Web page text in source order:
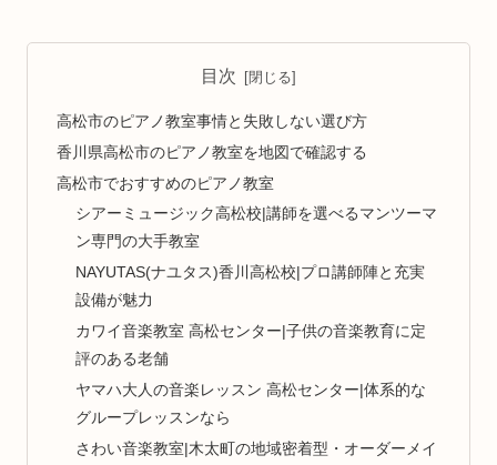
目次
高松市のピアノ教室事情と失敗しない選び方
香川県高松市のピアノ教室を地図で確認する
高松市でおすすめのピアノ教室
シアーミュージック高松校|講師を選べるマンツーマ
ン専門の大手教室
NAYUTAS(ナユタス)香川高松校|プロ講師陣と充実
設備が魅力
カワイ音楽教室 高松センター|子供の音楽教育に定
評のある老舗
ヤマハ大人の音楽レッスン 高松センター|体系的な
グループレッスンなら
さわい音楽教室|木太町の地域密着型・オーダーメイ